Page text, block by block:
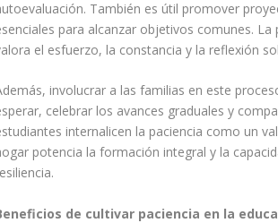
También es útil promover
para alcanzar objetivos comunes.
el esfuerzo, la constancia y la reflexión
involucrar a las familias en este
celebrar los avances graduales y
internalicen la paciencia como un
potencia la formación integral y la
de cultivar paciencia en la